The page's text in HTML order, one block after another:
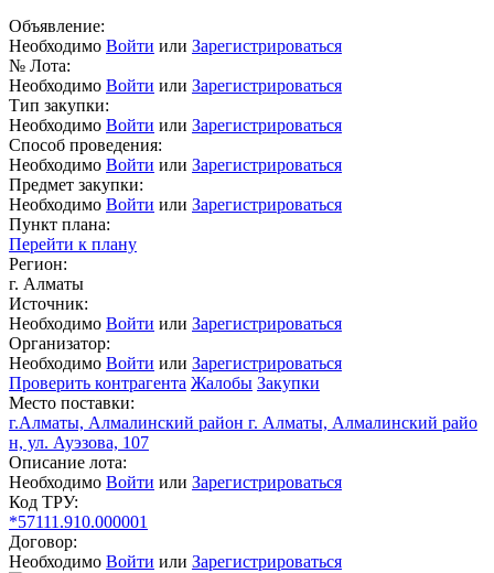
Объявление:
Необходимо Войти или Зарегистрироваться
№ Лота:
Необходимо Войти или Зарегистрироваться
Тип закупки:
Необходимо Войти или Зарегистрироваться
Способ проведения:
Необходимо Войти или Зарегистрироваться
Предмет закупки:
Необходимо Войти или Зарегистрироваться
Пункт плана:
Перейти к плану
Регион:
г. Алматы
Источник:
Необходимо Войти или Зарегистрироваться
Организатор:
Необходимо Войти или Зарегистрироваться
Проверить контрагента Жалобы Закупки
Место поставки:
г.Алматы, Алмалинский район г. Алматы, Алмалинский райо
н, ул. Ауэзова, 107
Описание лота:
Необходимо Войти или Зарегистрироваться
Код ТРУ:
*57111.910.000001
Договор:
Необходимо Войти или Зарегистрироваться